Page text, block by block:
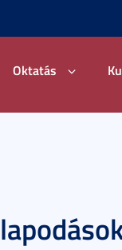
Oktatás